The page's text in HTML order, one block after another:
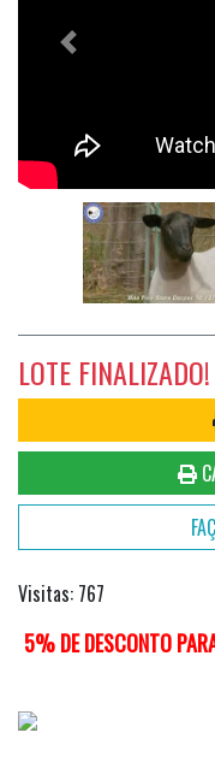
Previous
LOTE FINALIZADO!
Visitas: 767
5% DE DESCONTO